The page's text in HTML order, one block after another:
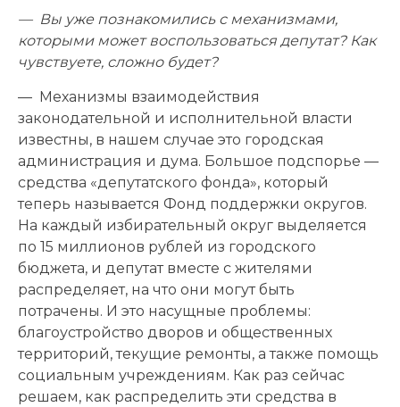
— Вы уже познакомились с механизмами,
которыми может воспользоваться депутат? Как
чувствуете, сложно будет?
— Механизмы взаимодействия
законодательной и исполнительной власти
известны, в нашем случае это городская
администрация и дума. Большое подспорье —
средства «депутатского фонда», который
теперь называется Фонд поддержки округов.
На каждый избирательный округ выделяется
по 15 миллионов рублей из городского
бюджета, и депутат вместе с жителями
распределяет, на что они могут быть
потрачены. И это насущные проблемы:
благоустройство дворов и общественных
территорий, текущие ремонты, а также помощь
социальным учреждениям. Как раз сейчас
решаем, как распределить эти средства в